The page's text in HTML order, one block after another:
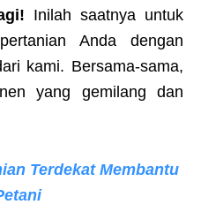
Inilah saatnya untuk
Anda dengan
kami. Bersama-sama,
yang gemilang dan
Terdekat Membantu